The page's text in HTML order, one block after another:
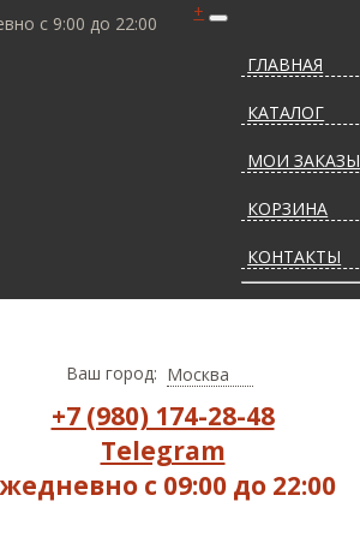
с 9:00 до 22:00
+
ГЛАВНАЯ
КАТАЛОГ
МОИ ЗАКАЗЫ
КОРЗИНА
КОНТАКТЫ
Ваш город: Москва
+7 (980) 174-28-48
Telegram
с 09:00 до 22:00